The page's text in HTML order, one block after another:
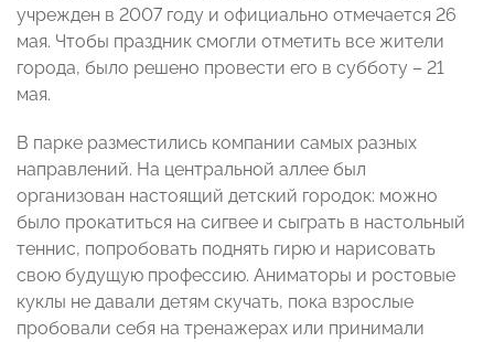
учрежден в 2007 году и официально отмечается 26
мая. Чтобы праздник смогли отметить все жители
города, было решено провести его в субботу – 21
мая.
В парке разместились компании самых разных
направлений. На центральной аллее был
организован настоящий детский городок: можно
было прокатиться на сигвее и сыграть в настольный
теннис, попробовать поднять гирю и нарисовать
свою будущую профессию. Аниматоры и ростовые
куклы не давали детям скучать, пока взрослые
пробовали себя на тренажерах или принимали